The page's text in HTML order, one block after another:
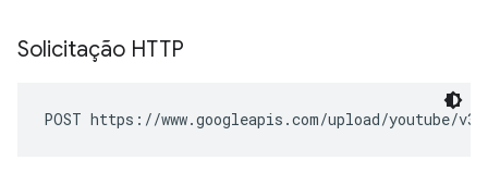
Solicitação HTTP
POST https://www.googleapis.com/upload/youtube/